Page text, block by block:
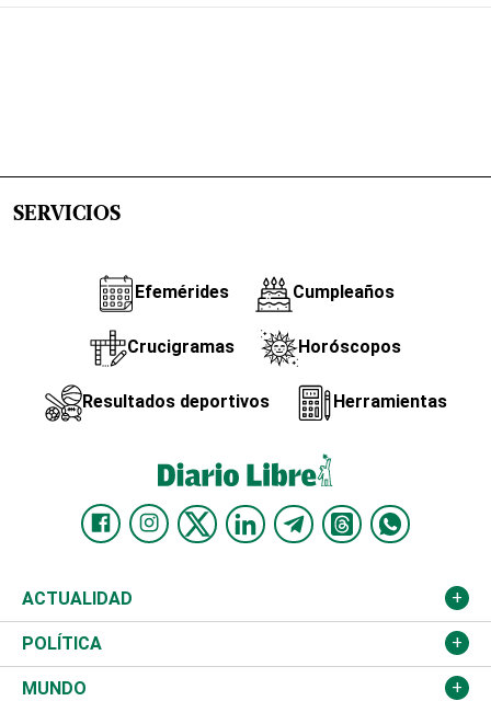
SERVICIOS
Efemérides Cumpleaños
Crucigramas Horóscopos
Resultados deportivos Herramientas
ACTUALIDAD
Nacional
Ciudad
POLÍTICA
Partidos
MUNDO